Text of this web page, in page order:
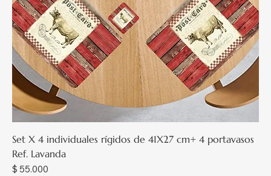
Set X 4 individuales rígidos de 41X27 cm+ 4 portavasos
Ref. Lavanda
Precio
$ 55.000